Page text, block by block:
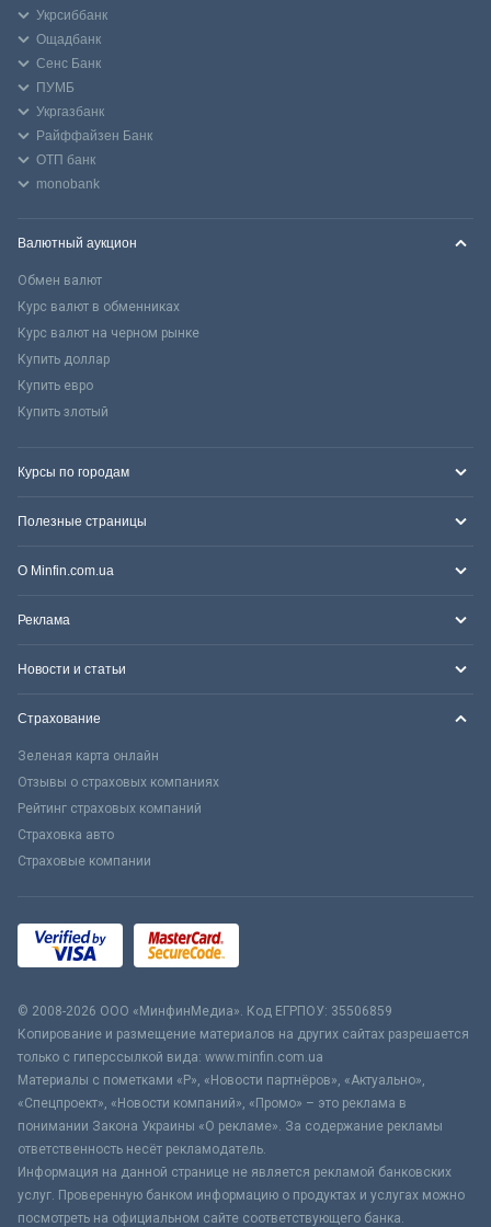
Укрсиббанк
Ощадбанк
Сенс Банк
ПУМБ
Укргазбанк
Райффайзен Банк
ОТП банк
monobank
Валютный аукцион
Обмен валют
Курс валют в обменниках
Курс валют на черном рынке
Купить доллар
Купить евро
Купить злотый
Курсы по городам
Полезные страницы
О Minfin.com.ua
Реклама
Новости и статьи
Страхование
Зеленая карта онлайн
Отзывы о страховых компаниях
Рейтинг страховых компаний
Страховка авто
Страховые компании
© 2008-2026 ООО «МинфинМедиа». Код ЕГРПОУ: 35506859
Копирование и размещение материалов на других сайтах разрешается
только с гиперссылкой вида: www.minfin.com.ua
Материалы с пометками «Р», «Новости партнёров», «Актуально»,
«Спецпроект», «Новости компаний», «Промо» – это реклама в
понимании Закона Украины «О рекламе». За содержание рекламы
ответственность несёт рекламодатель.
Информация на данной странице не является рекламой банковских
услуг. Проверенную банком информацию о продуктах и услугах можно
посмотреть на официальном сайте соответствующего банка.